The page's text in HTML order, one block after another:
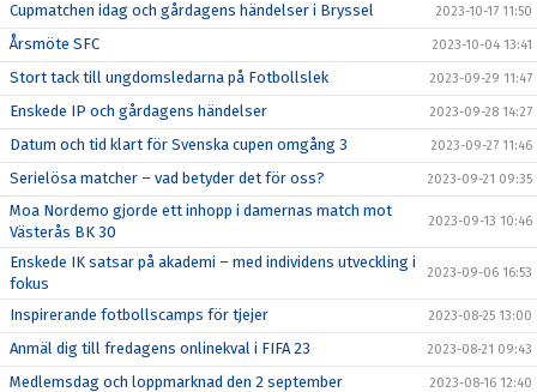
Cupmatchen idag och gårdagens händelser i Bryssel 2023-10-17 11:50
Årsmöte SFC 2023-10-04 13:41
Stort tack till ungdomsledarna på Fotbollslek 2023-09-29 11:47
Enskede IP och gårdagens händelser 2023-09-28 14:27
Datum och tid klart för Svenska cupen omgång 3 2023-09-27 11:46
Serielösa matcher – vad betyder det för oss? 2023-09-21 09:35
Moa Nordemo gjorde ett inhopp i damernas match mot
Västerås BK 30
2023-09-13 10:46
Enskede IK satsar på akademi – med individens utveckling i
fokus
2023-09-06 16:53
Inspirerande fotbollscamps för tjejer 2023-08-25 13:00
Anmäl dig till fredagens onlinekval i FIFA 23 2023-08-21 09:43
Medlemsdag och loppmarknad den 2 september 2023-08-16 12:40